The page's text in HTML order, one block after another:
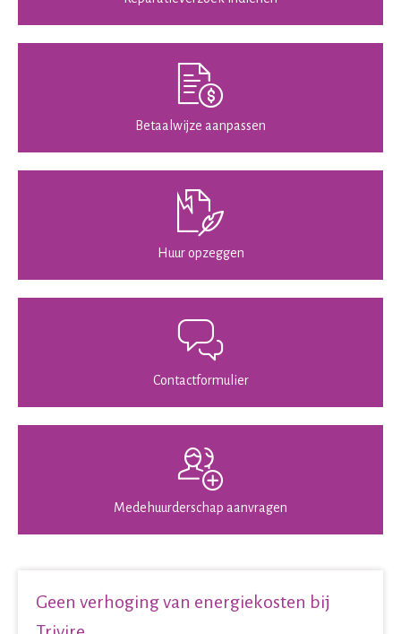
Betaalwijze aanpassen
Huur opzeggen
Contactformulier

Medehuurderschap aanvragen
Geen verhoging van energiekosten bij